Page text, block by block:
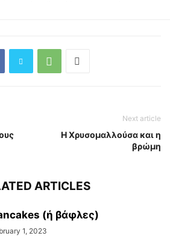
Next article
Η Χρυσομαλλούσα και η
βρώμη
ARTICLES
(ή βάφλες)
1, 2023